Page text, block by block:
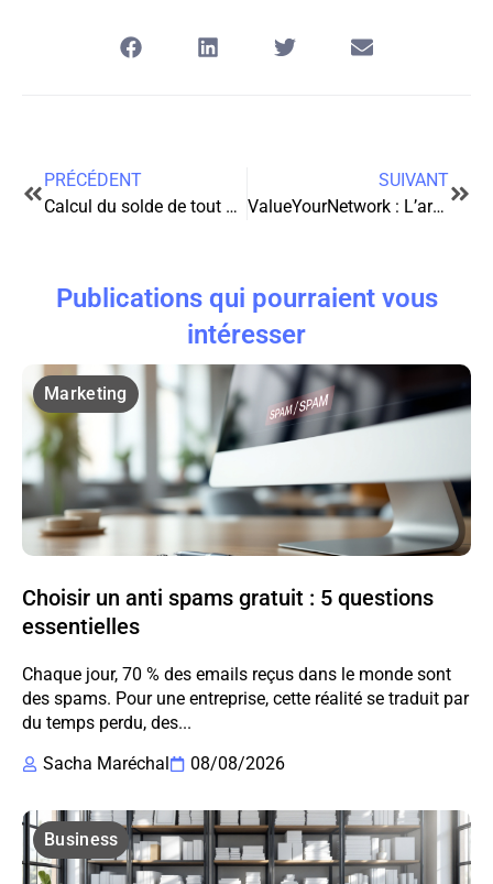
PRÉCÉDENT
Calcul du solde de tout compte
SUIVANT
ValueYourNetwork : L’art subtil du marketing d’influence
Publications qui pourraient vous
intéresser
Marketing
Choisir un anti spams gratuit : 5 questions
essentielles
Chaque jour, 70 % des emails reçus dans le monde sont
des spams. Pour une entreprise, cette réalité se traduit par
du temps perdu, des...
Sacha Maréchal
08/08/2026
Business